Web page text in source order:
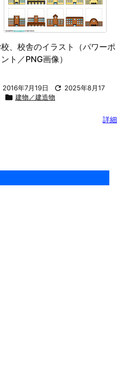
、校舎のイラスト（パワーポ
ト／PNG画像）
2016年7月19日  2025年8月17
 建物／建造物
詳細